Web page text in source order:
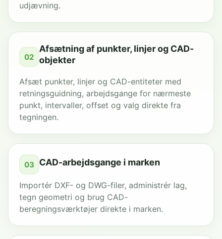
udjævning.
02
Afsætning af punkter, linjer og CAD-
objekter
Afsæt punkter, linjer og CAD-entiteter med
retningsguidning, arbejdsgange for nærmeste
punkt, intervaller, offset og valg direkte fra
tegningen.
03 CAD-arbejdsgange i marken
Importér DXF- og DWG-filer, administrér lag,
tegn geometri og brug CAD-
beregningsværktøjer direkte i marken.